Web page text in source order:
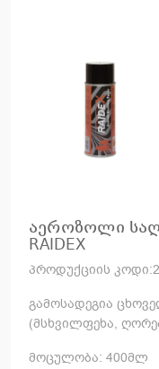
აეროზოლი
RAIDEX
პროდუქციის
გამოსადეგია
(მსხვილფეხა,
მოცულობა: 400მლ